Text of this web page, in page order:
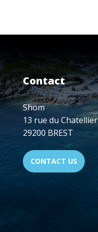
Contact
Shom
13 rue du Chatellier
29200 BREST
CONTACT US